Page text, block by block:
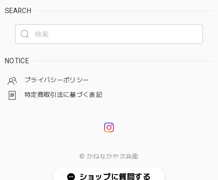
SEARCH
NOTICE
プライバシーポリシー
特定商取引法に基づく表記
© かねなかや次兵衛
ショップに質問する